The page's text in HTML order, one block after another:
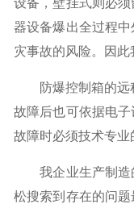
设备，壁挂式则必
器设备爆出全过程
灾事故的风险。因
防爆控制箱的远程
故障后也可依据电
故障时必须技术专
我企业生产制造的
松搜索到存在的问